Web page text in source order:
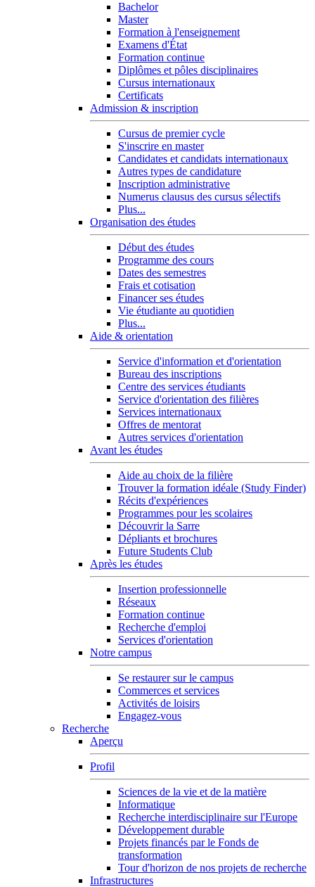
Bachelor
Master
Formation à l'enseignement
Examens d'État
Formation continue
Diplômes et pôles disciplinaires
Cursus internationaux
Certificats
Admission & inscription
Cursus de premier cycle
S'inscrire en master
Candidates et candidats internationaux
Autres types de candidature
Inscription administrative
Numerus clausus des cursus sélectifs
Plus...
Organisation des études
Début des études
Programme des cours
Dates des semestres
Frais et cotisation
Financer ses études
Vie étudiante au quotidien
Plus...
Aide & orientation
Service d'information et d'orientation
Bureau des inscriptions
Centre des services étudiants
Service d'orientation des filières
Services internationaux
Offres de mentorat
Autres services d'orientation
Avant les études
Aide au choix de la filière
Trouver la formation idéale (Study Finder)
Récits d'expériences
Programmes pour les scolaires
Découvrir la Sarre
Dépliants et brochures
Future Students Club
Après les études
Insertion professionnelle
Réseaux
Formation continue
Recherche d'emploi
Services d'orientation
Notre campus
Se restaurer sur le campus
Commerces et services
Activités de loisirs
Engagez-vous
Recherche
Aperçu
Profil
Sciences de la vie et de la matière
Informatique
Recherche interdisciplinaire sur l'Europe
Développement durable
Projets financés par le Fonds de
transformation
Tour d'horizon de nos projets de recherche
Infrastructures